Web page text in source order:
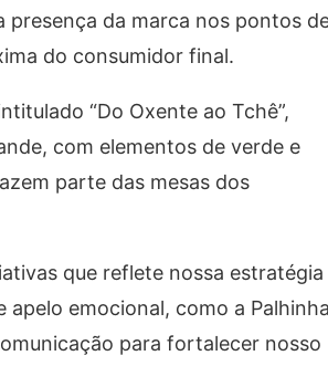
presença da marca nos pontos
do consumidor final.
“Do Oxente ao Tchê”,
com elementos de verde e
parte das mesas dos
que reflete nossa estratégia
emocional, como a
para fortalecer nosso